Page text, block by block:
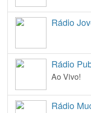
Rádio
Rádio
Ao Vivo!
Rádio